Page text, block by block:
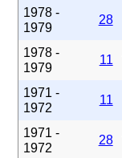
1978 -
1979
28
1978 -
1979
11
1971 -
1972
11
1971 -
1972
28